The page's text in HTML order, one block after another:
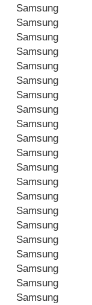
Samsung
Samsung
Samsung
Samsung
Samsung
Samsung
Samsung
Samsung
Samsung
Samsung
Samsung
Samsung
Samsung
Samsung
Samsung
Samsung
Samsung
Samsung
Samsung
Samsung
Samsung